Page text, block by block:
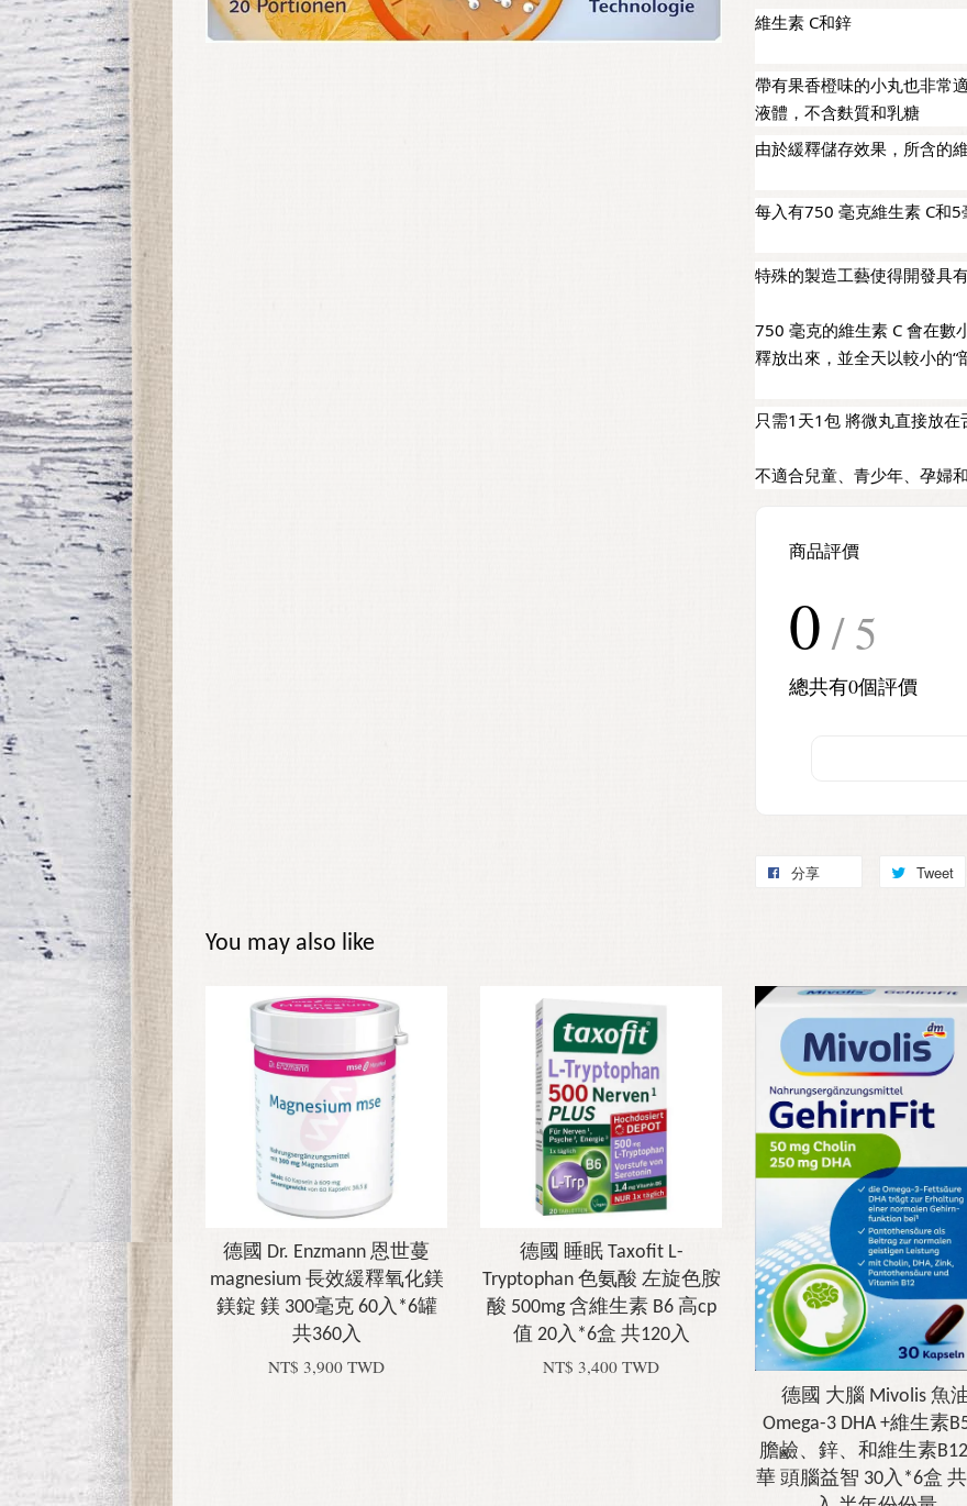
維生素 C和鋅
帶有果香橙味的小丸也非常
液體，不含麩質和乳糖
由於緩釋儲存效果，所含的
每入有750 毫克維生素 C和5
特殊的製造工藝使得開發具
750 毫克的維生素 C 會在數
釋放出來，並全天以較小的“
只需1天1包 將微丸直接放在
不適合兒童、青少年、孕婦
商品評價
0 / 5
總共有0個評價
分享 Tweet
You may also like
德國 Dr. Enzmann 恩世蔓
magnesium 長效緩釋氧化鎂
鎂錠 鎂 300毫克 60入*6罐
共360入
NT$ 3,900 TWD
德國 睡眠 Taxofit L-
Tryptophan 色氨酸 左旋色胺
酸 500mg 含維生素 B6 高cp
值 20入*6盒 共120入
NT$ 3,400 TWD
德國 大腦 Mivolis 魚
Omega-3 DHA +維生素B5
膽鹼、鋅、和維生素
華 頭腦益智 30入*6盒